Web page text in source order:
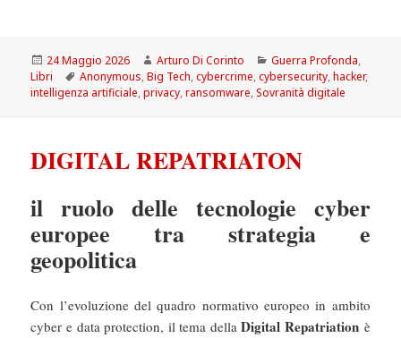
Scritto
il
24 Maggio 2026 Autore
Arturo Di Corinto Categorie
Guerra Profonda,
Libri
Tag
Anonymous,Big Tech,cybercrime,cybersecurity,hacker,
intelligenza artificiale,privacy,ransomware,Sovranità digitale
DIGITAL REPATRIATON
il ruolo delle tecnologie cyber
europee tra strategia e
geopolitica
Con l’evoluzione del quadro normativo europeo in ambito
cyber e data protection, il tema dellaDigital Repatriation è